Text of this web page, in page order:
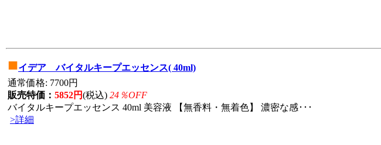
■イデア バイタルキープエッセンス( 40ml)
通常価格: 7700円
販売特価： 5852円(税込) 24％OFF
バイタルキープエッセンス 40ml 美容液 【無香料・無着色】 濃密な感･･･
>詳細